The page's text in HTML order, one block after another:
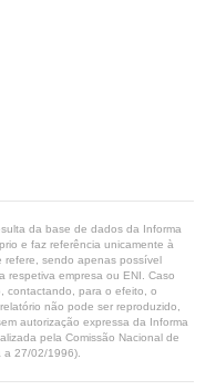
da base de dados da Informa
e faz referência unicamente à
refere, sendo apenas possível
respetiva empresa ou ENI. Caso
contactando, para o efeito, o
não pode ser reproduzido,
autorização expressa da Informa
pela Comissão Nacional de
a 27/02/1996).